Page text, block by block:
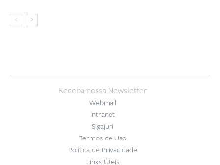
Receba nossa Newsletter
Webmail
Intranet
Sigajuri
Termos de Uso
Política de Privacidade
Links Úteis